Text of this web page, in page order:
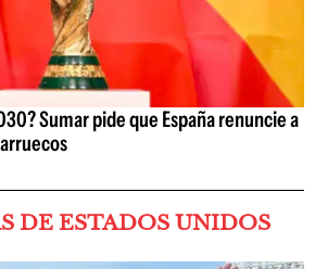
Sumar pide que España renuncie a
DE ESTADOS UNIDOS